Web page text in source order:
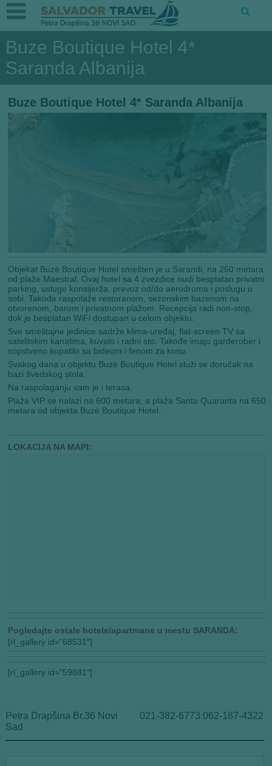
Buze Boutique Hotel 4*
Saranda Albanija
Buze Boutique Hotel 4* Saranda Albanija
Objekat Buzë Boutique Hotel smešten je u Sarandi, na 250 metara
od plaže Maestral. Ovaj hotel sa 4 zvezdice nudi besplatan privatni
parking, usluge konsijerža, prevoz od/do aerodroma i poslugu u
sobi. Takođe raspolaže restoranom, sezonskim bazenom na
otvorenom, barom i privatnom plažom. Recepcija radi non-stop,
dok je besplatan WiFi dostupan u celom objektu.
Sve smeštajne jedinice sadrže klima-uređaj, flat-screen TV sa
satelitskim kanalima, kuvalo i radni sto. Takođe imaju garderober i
sopstveno kupatilo sa bideom i fenom za kosu.
Svakog dana u objektu Buzë Boutique Hotel služi se doručak na
bazi švedskog stola.
Na raspolaganju vam je i terasa.
Plaža VIP se nalazi na 600 metara, a plaža Santa Quaranta na 650
metara od objekta Buzë Boutique Hotel.
LOKACIJA NA MAPI:
Pogledajte ostale hotele/apartmane u mestu SARANDA:
[rl_gallery id=”68531″]
[rl_gallery id=”59881″]
Petra Drapšina Br.36 Novi
Sad
021-382-6773 062-187-4322